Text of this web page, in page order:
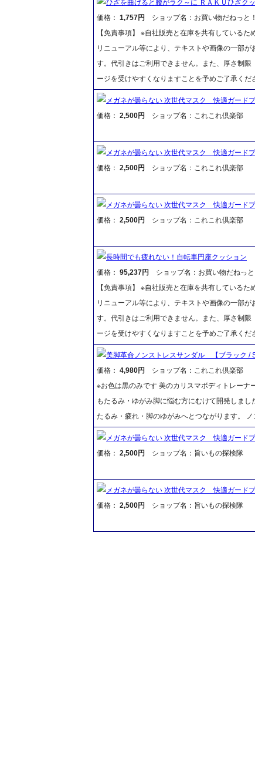
ひざを曲げると腰がラク～に ＲＡＫＵひざク
価格： 1,757円
ショップ名：お買い物だねっと！
【免責事項】 ※自社販売と在庫を共有している
リニューアル等により、テキストや画像の一部
す。代引きはご利用できません。また、厚さ制
ージを受けやすくなりますことを予めご了承くだ
メガネが曇らない 次世代マスク 快適ガー
価格： 2,500円 ショップ名：これこれ倶楽部
メガネが曇らない 次世代マスク 快適ガー
価格： 2,500円 ショップ名：これこれ倶楽部
メガネが曇らない 次世代マスク 快適ガー
価格： 2,500円 ショップ名：これこれ倶楽部
長時間でも疲れない！自転車円座クッション
価格： 95,237円
ショップ名：お買い物だねっと
【免責事項】 ※自社販売と在庫を共有している
リニューアル等により、テキストや画像の一部
す。代引きはご利用できません。また、厚さ制
ージを受けやすくなりますことを予めご了承くだ
美脚革命ノンストレスサンダル 【ブラック / S
価格： 4,980円
ショップ名：これこれ倶楽部
※お色は黒のみです 美のカリスマボディトレーナ
もたるみ・ゆがみ脚に悩む方にむけて開発しま
たるみ・疲れ・脚のゆがみへとつながります。
メガネが曇らない 次世代マスク 快適ガー
価格： 2,500円 ショップ名：旨いもの探検隊
メガネが曇らない 次世代マスク 快適ガー
価格： 2,500円 ショップ名：旨いもの探検隊